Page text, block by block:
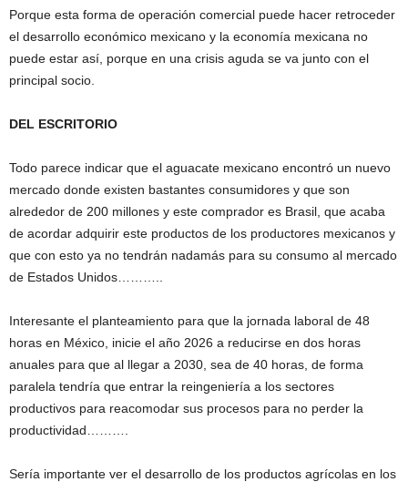
Porque esta forma de operación comercial puede hacer retroceder
el desarrollo económico mexicano y la economía mexicana no
puede estar así, porque en una crisis aguda se va junto con el
principal socio.
DEL ESCRITORIO
Todo parece indicar que el aguacate mexicano encontró un nuevo
mercado donde existen bastantes consumidores y que son
alrededor de 200 millones y este comprador es Brasil, que acaba
de acordar adquirir este productos de los productores mexicanos y
que con esto ya no tendrán nadamás para su consumo al mercado
de Estados Unidos………..
Interesante el planteamiento para que la jornada laboral de 48
horas en México, inicie el año 2026 a reducirse en dos horas
anuales para que al llegar a 2030, sea de 40 horas, de forma
paralela tendría que entrar la reingeniería a los sectores
productivos para reacomodar sus procesos para no perder la
productividad……….
Sería importante ver el desarrollo de los productos agrícolas en los